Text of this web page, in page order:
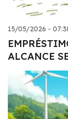
15/05/2026 -
ALCANCE